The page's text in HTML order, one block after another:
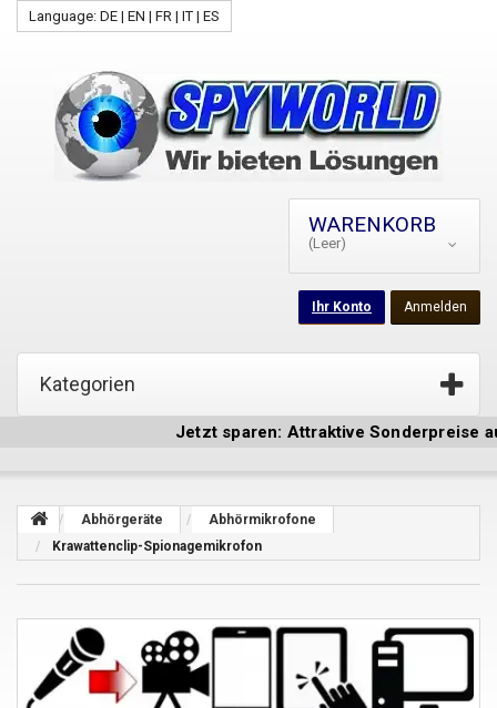
Language: DE | EN | FR | IT | ES
WARENKORB
(Leer)
Anmelden
Ihr Konto
Kategorien
Jetzt sparen: Attraktive Sonderpreise
Abhörgeräte
Abhörmikrofone
Krawattenclip-Spionagemikrofon